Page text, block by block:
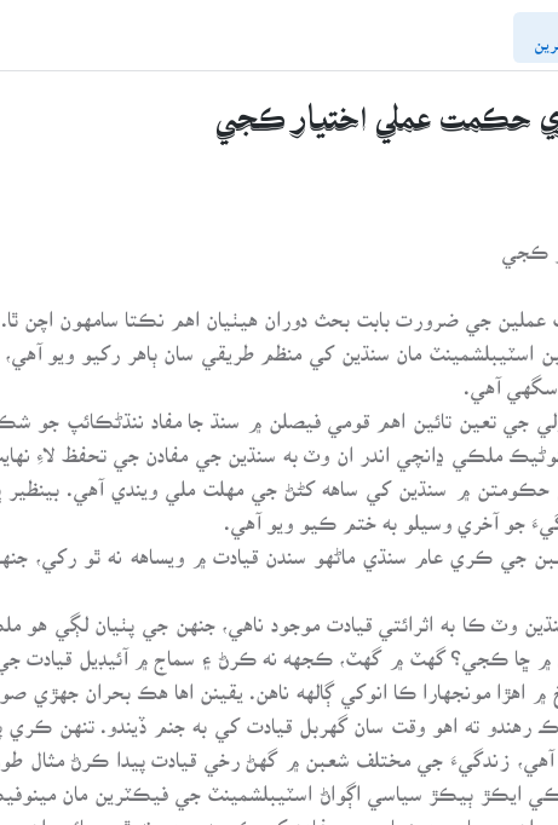
حڪمت عملي اختيار ڪجي
ڪجي
جي ضرورت بابت بحث دوران هيٺيان اهم نڪتا سامهون اچن ٿا.
اسٽيبلشمينٽ مان سنڌين کي منظم طريقي سان ٻاهر رکيو ويو
سگهي آهي.
جي تعين تائين اهم قومي فيصلن ۾ سنڌ جا مفاد ننڌڻڪائپ جو
ملڪي ڍانچي اندر ان وٽ به سنڌين جي مفادن جي تحفظ لاءِ
حڪومتن ۾ سنڌين کي ساهه کڻڻ جي مهلت ملي ويندي آهي. بينظير
جو آخري وسيلو به ختم ڪيو ويو آهي.
جي ڪري عام سنڌي ماڻهو سندن قيادت ۾ ويساهه نه ٿو رکي،
وٽ ڪا به اثرائتي قيادت موجود ناهي، جنهن جي پٺيان لڳي هو
۾ ڇا ڪجي؟ گهٽ ۾ گهٽ، ڪجهه نه ڪرڻ ۽ سماج ۾ آئيڊيل قيادت جي
اهڙا مونجهارا ڪا انوکي ڳالهه ناهن. يقينن اها هڪ بحران جهڙي
ته اهو وقت سان گهربل قيادت کي به جنم ڏيندو. تنهن ڪري
زندگيءَ جي مختلف شعبن ۾ گهڻ رخي قيادت پيدا ڪرڻ مثال طور
ايڪڙ ٻيڪڙ سياسي اڳواڻ اسٽيبلشمينٽ جي فيڪٽرين مان
پر ان جي باوجود پنجاب جي مفادن کي ڪو به ڇيهو نه ٿو رسائي.